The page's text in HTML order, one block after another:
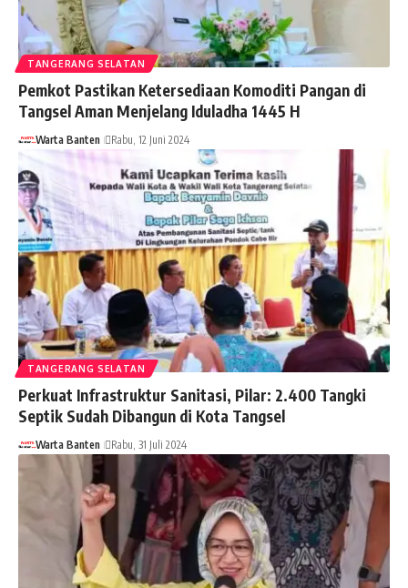
TANGERANG SELATAN
Pemkot Pastikan Ketersediaan Komoditi Pangan di
Tangsel Aman Menjelang Iduladha 1445 H
Warta Banten Rabu, 12 Juni 2024
TANGERANG SELATAN
Perkuat Infrastruktur Sanitasi, Pilar: 2.400 Tangki
Septik Sudah Dibangun di Kota Tangsel
Warta Banten Rabu, 31 Juli 2024